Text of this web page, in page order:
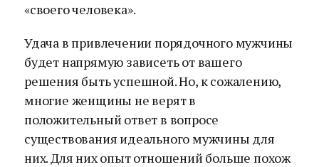
«своего человека».
Удача в привлечении порядочного мужчины
будет напрямую зависеть от вашего
решения быть успешной. Но, к сожалению,
многие женщины не верят в
положительный ответ в вопросе
существования идеального мужчины для
них. Для них опыт отношений больше похож